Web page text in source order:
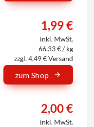
1,99 €
inkl. MwSt.
66,33 € / kg
zzgl. 4,49 € Versand
zum Shop
2,00 €
inkl. MwSt.